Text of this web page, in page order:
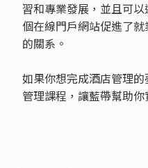
習和專業發展，並且可
個在線門戶網站促進了
的關系。
如果你想完成酒店管理
管理課程，讓藍帶幫助你